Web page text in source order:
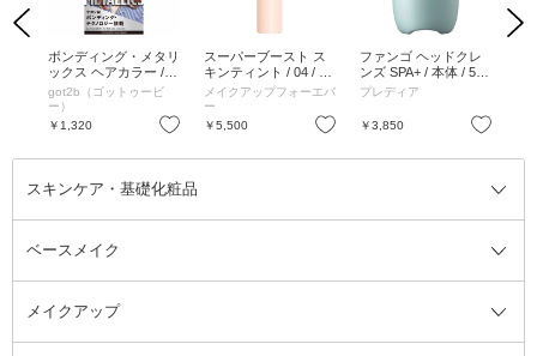
Previous
お気に入り
ボンディング・メタリ
ックス ヘアカラー /
シルバーサクラ / 55
g、110mL、15g
got2b（ゴットゥービ
ー）
￥1,320
お気に入り
スーパーブースト ス
キンティント / 04 / 30
ml
メイクアップフォーエバ
ー
￥5,500
お気に入り
ファンゴ ヘッドクレ
ンズ SPA+ / 本体 / 500
g
プレディア
￥3,850
Next
スキンケア・基礎化粧品
スキンケア・基礎化粧品全て
洗顔料
ベースメイク
ベースメイク全て
メイクアップ